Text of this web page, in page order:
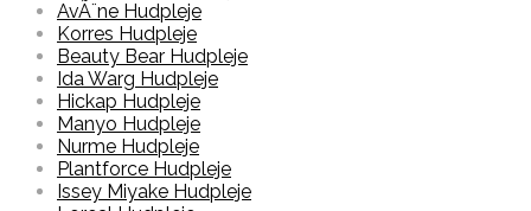
AvÃ¨ne Hudpleje
Korres Hudpleje
Beauty Bear Hudpleje
Ida Warg Hudpleje
Hickap Hudpleje
Manyo Hudpleje
Nurme Hudpleje
Plantforce Hudpleje
Issey Miyake Hudpleje